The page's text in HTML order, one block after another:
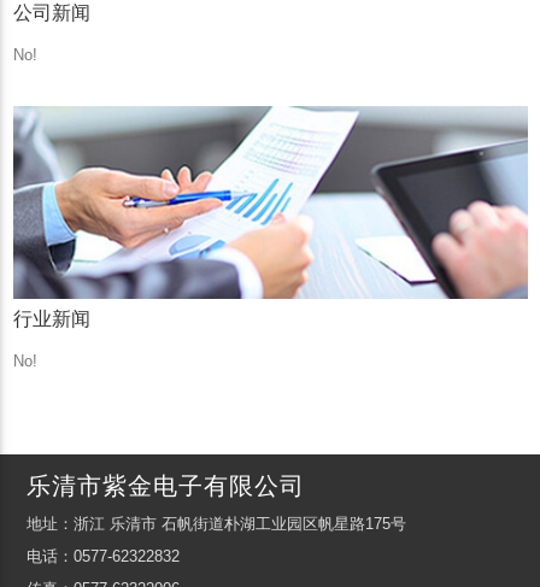
公司新闻
No!
行业新闻
No!
乐清市紫金电子有限公司
地址：浙江 乐清市 石帆街道朴湖工业园区帆星路175号
电话：0577-62322832